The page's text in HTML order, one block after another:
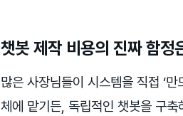
챗봇 제작 비용의 진짜 함정
많은 사장님들이 시스템을 직접 ‘
체에 맡기든, 독립적인 챗봇을 구